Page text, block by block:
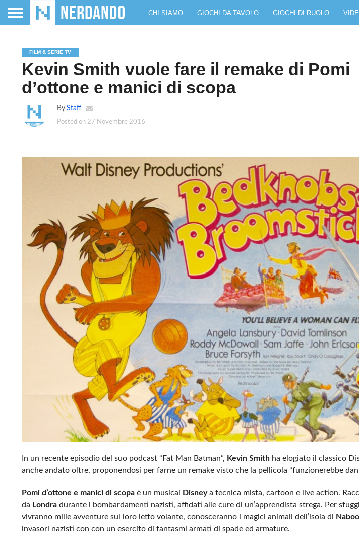
CHI SIAMO GIOCHI DA TAVOLO GIOCHI DI RUOLO
FILM & SERIE TV
Kevin Smith vuole fare il remake di Pomi
d’ottone e manici di scopa
By Staff
Posted on 27 Novembre 2016
In un recente episodio del suo podcast “Fat Man Batman”, Kevin Smithha elogiato il classico
anche andato oltre, proponendosi per farne un remake visto che la pellicola “funzionerebbe
Pomi d’ottone e manici di scopaè un musical Disneya tecnica mista, cartoon e live action.
da Londradurante i bombardamenti nazisti, affidati alle cure di un’apprendista strega. Per
vivranno mille avventure sul loro letto volante, conosceranno i magici animali dell’isola di
invasori nazisti con con un esercito di fantasmi armati di spade ed armature.